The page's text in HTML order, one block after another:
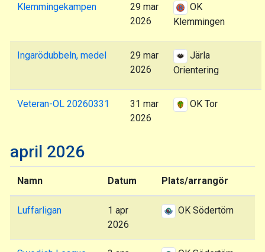
Klemmingekampen
29 mar
2026
OK
Klemmingen
Ingarödubbeln, medel
29 mar
2026
Järla
Orientering
Veteran-OL 20260331
31 mar
2026
OK Tor
april 2026
Namn Datum Plats/arrangör
Luffarligan
1 apr
2026
OK Södertörn